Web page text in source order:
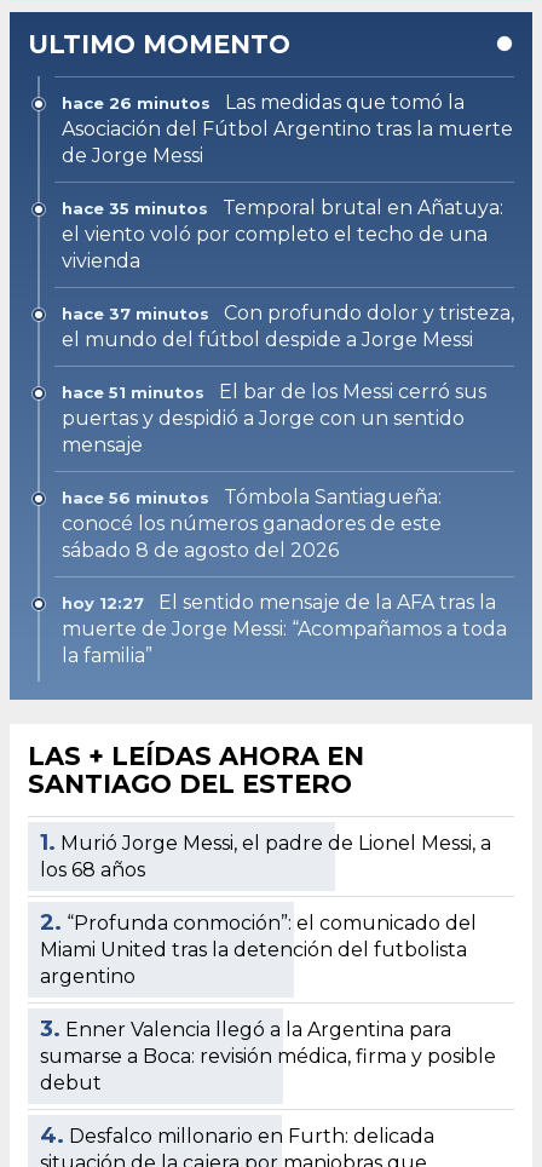
ULTIMO MOMENTO
hace 26 minutos
Las medidas que tomó la
Asociación del Fútbol Argentino tras la muerte
de Jorge Messi
hace 35 minutos
Temporal brutal en Añatuya:
el viento voló por completo el techo de una
vivienda
hace 37 minutos
Con profundo dolor y tristeza,
el mundo del fútbol despide a Jorge Messi
hace 51 minutos
El bar de los Messi cerró sus
puertas y despidió a Jorge con un sentido
mensaje
hace 56 minutos
Tómbola Santiagueña:
conocé los números ganadores de este
sábado 8 de agosto del 2026
hoy 12:27
El sentido mensaje de la AFA tras la
muerte de Jorge Messi: “Acompañamos a toda
la familia”
LAS + LEÍDAS AHORA EN
SANTIAGO DEL ESTERO
1. Murió Jorge Messi, el padre de Lionel Messi, a
los 68 años
2. “Profunda conmoción”: el comunicado del
Miami United tras la detención del futbolista
argentino
3. Enner Valencia llegó a la Argentina para
sumarse a Boca: revisión médica, firma y posible
debut
4. Desfalco millonario en Furth: delicada
situación de la cajera por maniobras que